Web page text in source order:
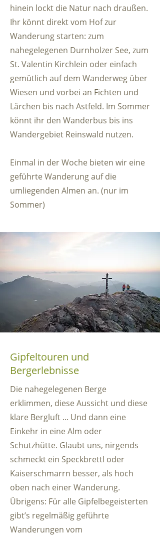
hinein lockt die Natur nach draußen.
Ihr könnt direkt vom Hof zur
Wanderung starten: zum
nahegelegenen Durnholzer See, zum
St. Valentin Kirchlein oder einfach
gemütlich auf dem Wanderweg über
Wiesen und vorbei an Fichten und
Lärchen bis nach Astfeld. Im Sommer
könnt ihr den Wanderbus bis ins
Wandergebiet Reinswald nutzen.
Einmal in der Woche bieten wir eine
geführte Wanderung auf die
umliegenden Almen an. (nur im
Sommer)
Gipfeltouren und
Bergerlebnisse
Die nahegelegenen Berge
erklimmen, diese Aussicht und diese
klare Bergluft ... Und dann eine
Einkehr in eine Alm oder
Schutzhütte. Glaubt uns, nirgends
schmeckt ein Speckbrettl oder
Kaiserschmarrn besser, als hoch
oben nach einer Wanderung.
Übrigens: Für alle Gipfelbegeisterten
gibt’s regelmäßig geführte
Wanderungen vom